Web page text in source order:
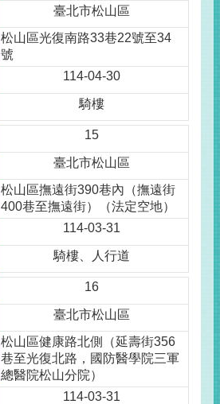
臺北市松山區
松山區光復南路33巷22號至34
號
114-04-30
騎樓
15
臺北市松山區
松山區撫遠街390巷內（撫遠街
400巷至撫遠街）（法定空地）
114-03-31
騎樓、人行道
16
臺北市松山區
松山區健康路北側（延壽街356
巷至光復北路，國防醫學院三軍
總醫院松山分院）
114-03-31